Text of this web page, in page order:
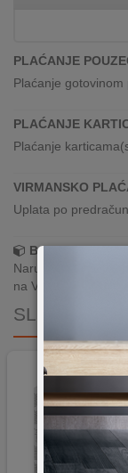
DIGITALIS
PLAĆANJE
Plaćanje
PLAĆANJE
Plaćanje
VIRMANSKO
Uplata po
Brza dostava!
Narudžbe
na Vašoj adresi
SLIČNI